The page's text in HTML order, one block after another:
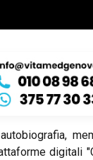
digitali